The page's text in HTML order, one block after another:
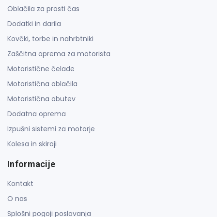
Oblačila za prosti čas
Dodatki in darila
Kovčki, torbe in nahrbtniki
Zaščitna oprema za motorista
Motoristične čelade
Motoristična oblačila
Motoristična obutev
Dodatna oprema
Izpušni sistemi za motorje
Kolesa in skiroji
Informacije
Kontakt
O nas
Splošni pogoji poslovanja